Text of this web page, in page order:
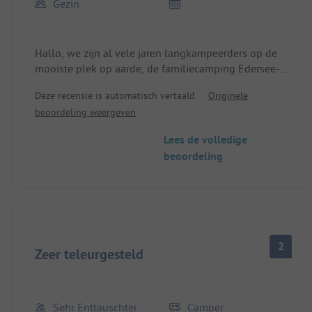
Gezin
Hallo, we zijn al vele jaren langkampeerders op de
mooiste plek op aarde, de familiecamping Edersee-
bent. Voor mij is dit een thuis, gewoon om je goed te
voelen.
Bedankt, lief Edersee-Paradijs-team, dat jullie er zijn.
Deze recensie is automatisch vertaald.
Originele
beoordeling weergeven
Lees de volledige
beoordeling
Zeer teleurgesteld 2
Sehr Enttäuschter
Camper